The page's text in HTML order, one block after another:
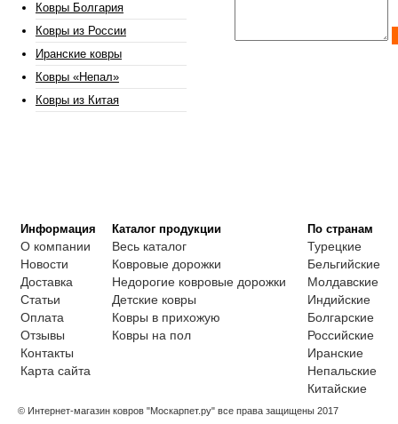
Ковры Болгария
Ковры из России
Иранские ковры
Ковры «Непал»
Ковры из Китая
Информация Каталог продукции По странам
О компании Весь каталог
Турецкие
Новости
Ковровые дорожки
Бельгийские
Доставка
Недорогие ковровые дорожки
Молдавские
Статьи
Детские ковры
Индийские
Оплата
Ковры в прихожую
Болгарские
Отзывы
Ковры на пол
Российские
Контакты
Иранские
Карта сайта
Непальские
Китайские
© Интернет-магазин ковров "Москарпет.ру" все права защищены 2017